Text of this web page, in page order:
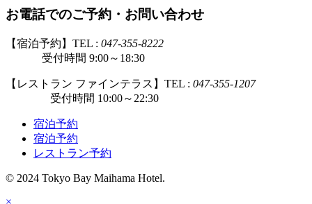
お電話でのご予約・お問い合わせ
【宿泊予約】TEL : 047-355-8222
受付時間 9:00～18:30
【レストラン ファインテラス】TEL : 047-355-1207
受付時間 10:00～22:30
宿泊予約
宿泊予約
レストラン予約
© 2024 Tokyo Bay Maihama Hotel.
×